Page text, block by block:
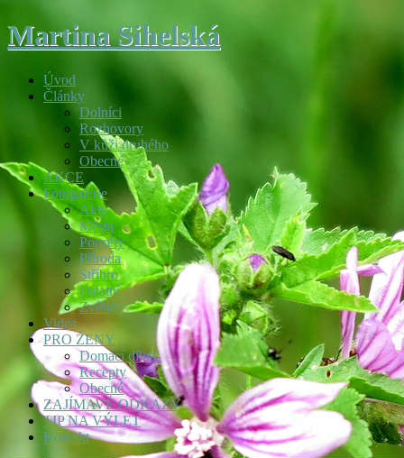
Martina Sihelská
Úvod
Články
Dolníci
Rozhovory
V kůži druhého
Obecné
AKCE
Fotogalerie
Akty
Města
Portréty
Příroda
Stříbro
Ostatní
Zvířata
Videa
PRO ŽENY
Domácí dílna
Recepty
Obecné
ZAJÍMAVÉ ODKAZY
TIP NA VÝLET
Kontakt